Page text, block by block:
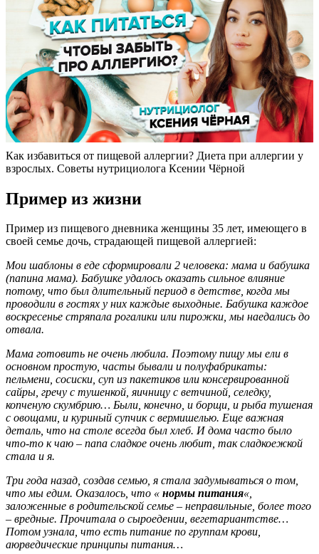
Как избавиться от пищевой аллергии? Диета при аллергии у
взрослых. Советы нутрициолога Ксении Чёрной
Пример из жизни
Пример из пищевого дневника женщины 35 лет, имеющего в
своей семье дочь, страдающей пищевой аллергией:
Мои шаблоны в еде сформировали 2 человека: мама и бабушка
(папина мама). Бабушке удалось оказать сильное влияние
потому, что был длительный период в детстве, когда мы
проводили в гостях у них каждые выходные. Бабушка каждое
воскресенье стряпала рогалики или пирожки, мы наедались до
отвала.
Мама готовить не очень любила. Поэтому пищу мы ели в
основном простую, часты бывали и полуфабрикаты:
пельмени, сосиски, суп из пакетиков или консервированной
сайры, гречу с тушенкой, яичницу с ветчиной, селедку,
копченую скумбрию… Были, конечно, и борщи, и рыба тушеная
с овощами, и куриный супчик с вермишелью. Еще важная
деталь, что на столе всегда был хлеб. И дома часто было
что-то к чаю – папа сладкое очень любит, так сладкоежкой
стала и я.
Три года назад, создав семью, я стала задумываться о том,
что мы едим. Оказалось, что « нормы питания«,
заложенные в родительской семье – неправильные, более того
– вредные. Прочитала о сыроедении, вегетариантстве…
Потом узнала, что есть питание по группам крови,
аюрведические принципы питания…